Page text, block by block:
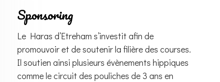
Sponsoring
Le Haras d’Etreham s’investit afin de
promouvoir et de soutenir la filière des courses.
Il soutien ainsi plusieurs évènements hippiques
comme le circuit des pouliches de 3 ans en